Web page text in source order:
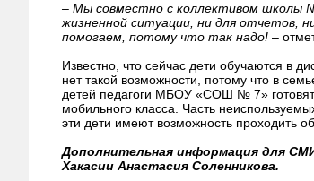
– Мы совместно с коллективом школы
жизненной ситуации, ни для отчетов,
помогаем, потому что так надо! –
Известно, что сейчас дети обучаются в
нет такой возможности, потому что в
детей педагоги МБОУ «СОШ № 7» готовят
мобильного класса. Часть
эти дети имеют возможность проходить
Дополнительная информация для
Хакасии Анастасия Соленникова.